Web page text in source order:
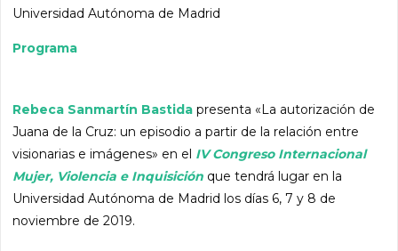
Universidad Autónoma de Madrid
Programa
Rebeca Sanmartín Bastida presenta «La autorización de
Juana de la Cruz: un episodio a partir de la relación entre
visionarias e imágenes» en el IV Congreso Internacional
Mujer, Violencia e Inquisición que tendrá lugar en la
Universidad Autónoma de Madrid los días 6, 7 y 8 de
noviembre de 2019.